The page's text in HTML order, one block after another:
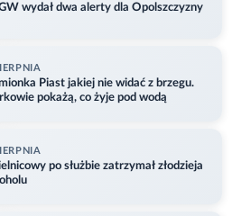
wydał dwa alerty dla Opolszczyzny
Piast jakiej nie widać z brzegu.
pokażą, co żyje pod wodą
po służbie zatrzymał złodzieja